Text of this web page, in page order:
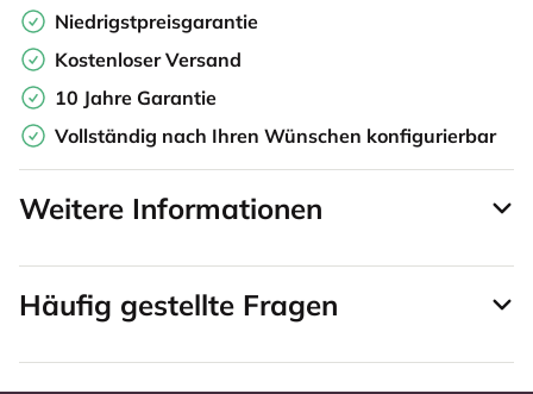
Niedrigstpreisgarantie
Kostenloser Versand
10 Jahre Garantie
Vollständig nach Ihren Wünschen konfigurierbar
Weitere Informationen
Häufig gestellte Fragen